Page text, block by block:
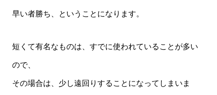
早い者勝ち、ということになります。
短くて有名なものは、すでに使われていることが多い
ので、
その場合は、少し遠回りすることになってしまいま